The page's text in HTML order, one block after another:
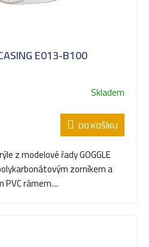
E013-B100
Skladem
DO KOŠÍKU
z modelové řady GOGGLE
zorníkem a
PVC rámem....